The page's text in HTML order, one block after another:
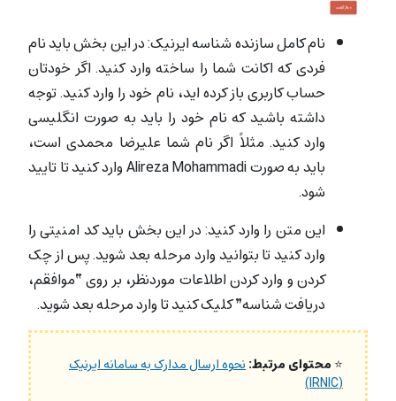
نام کامل سازنده شناسه ایرنیک: در این بخش باید نام
فردی که اکانت شما را ساخته وارد کنید. اگر خودتان
حساب کاربری باز کرده اید، نام خود را وارد کنید. توجه
داشته باشید که نام خود را باید به صورت انگلیسی
وارد کنید. مثلاً اگر نام شما علیرضا محمدی است،
باید به صورت Alireza Mohammadi وارد کنید تا تایید
شود.
این متن را وارد کنید: در این بخش باید کد امنیتی را
وارد کنید تا بتوانید وارد مرحله بعد شوید. پس از چک
کردن و وارد کردن اطلاعات موردنظر، بر روی “موافقم،
دریافت شناسه” کلیک کنید تا وارد مرحله بعد شوید.
⭐محتوای مرتبط:نحوه ارسال مدارک به سامانه ایرنیک
(IRNIC)